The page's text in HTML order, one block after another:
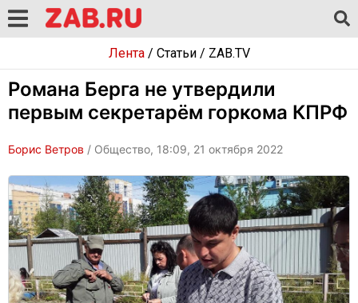
Лента/ Статьи/ ZAB.TV
Романа Берга не утвердили
первым секретарём горкома КПРФ
Борис Ветров / Общество, 18:09, 21 октября 2022